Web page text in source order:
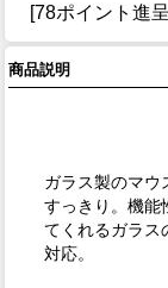
[78ポイント進
商品説明
ガラス製のマウ
すっきり。機能
てくれるガラス
対応。